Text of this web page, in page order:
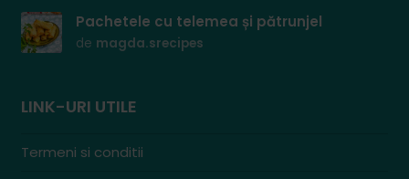
Pachetele cu telemea și pătrunjel
de magda.srecipes
LINK-URI UTILE
Termeni si conditii